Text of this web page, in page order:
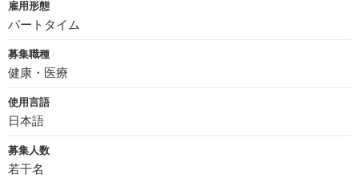
雇用形態
パートタイム
募集職種
健康・医療
使用言語
日本語
募集人数
若干名